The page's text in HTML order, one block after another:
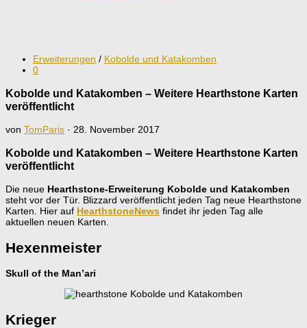
Erweiterungen / Kobolde und Katakomben
0
Kobolde und Katakomben – Weitere Hearthstone Karten
veröffentlicht
von TomParis · 28. November 2017
Kobolde und Katakomben – Weitere Hearthstone Karten
veröffentlicht
Die neue Hearthstone-Erweiterung Kobolde und Katakomben
steht vor der Tür. Blizzard veröffentlicht jeden Tag neue Hearthstone
Karten. Hier auf HearthstoneNews findet ihr jeden Tag alle
aktuellen neuen Karten.
Hexenmeister
Skull of the Man’ari
Krieger